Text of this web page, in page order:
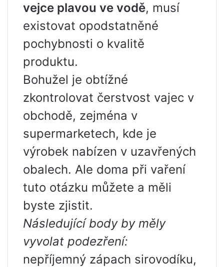
vejce plavou ve vodě, musí
existovat opodstatněné
pochybnosti o kvalitě
produktu.
Bohužel je obtížné
zkontrolovat čerstvost vajec v
obchodě, zejména v
supermarketech, kde je
výrobek nabízen v uzavřených
obalech. Ale doma při vaření
tuto otázku můžete a měli
byste zjistit.
Následující body by měly
vyvolat podezření:
nepříjemný zápach sirovodíku,